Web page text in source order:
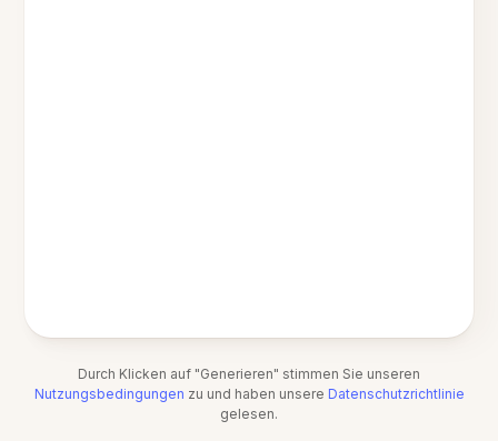
Durch Klicken auf "Generieren" stimmen Sie unseren
Nutzungsbedingungen zu und haben unsere Datenschutzrichtlinie
gelesen.